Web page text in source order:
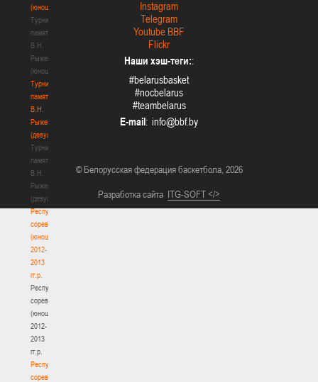
(юноши)
Турнир
памяти
В.Н.
Рыженкова
(юноши)
Турнир
памяти
В.Н.
Рыженкова
(девушки)
Турнир
памяти
В.Н.
Рыженкова
(девушки)
Республиканские
соревнования
(юноши)
2012-
2013
гг.р.
Республиканские
соревнования
(юноши)
2012-
2013
гг.р.
Республиканские
соревнования
Instagram
Telegram
Youtube BBF
Flickr
Наши хэш-теги::
#belarusbasket
#nocbelarus
#teambelarus
E-mail :
© Белорусская федерация баскетбола, 2026
Разработка сайта ITG-SOFT </>